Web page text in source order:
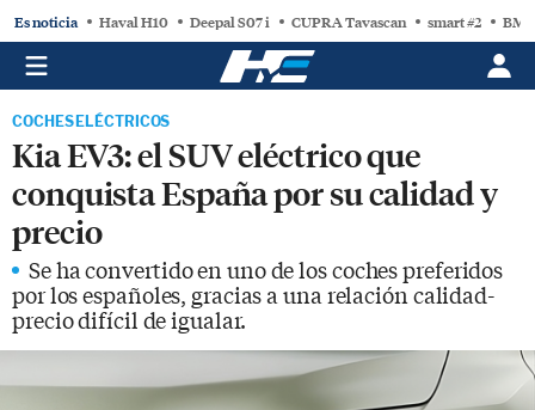
Es noticia Haval H10 Deepal S07 i CUPRA Tavascan smart #2
COCHES ELÉCTRICOS
Kia EV3: el SUV eléctrico que
conquista España por su calidad y
precio
Se ha convertido en uno de los coches preferidos
por los españoles, gracias a una relación calidad-
precio difícil de igualar.